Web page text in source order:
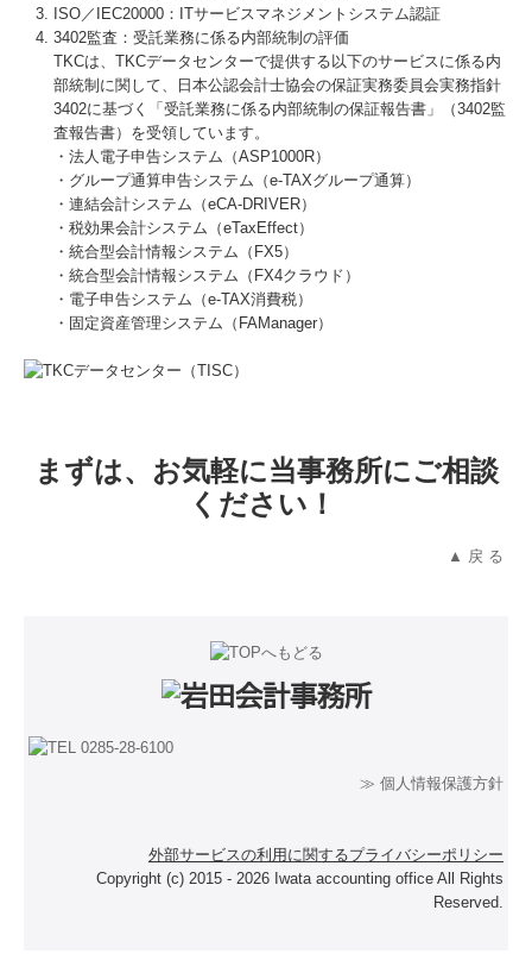
ISO／IEC20000：ITサービスマネジメントシステム認証
3402監査：受託業務に係る内部統制の評価
TKCは、TKCデータセンターで提供する以下のサービスに係る内
部統制に関して、日本公認会計士協会の保証実務委員会実務指針
3402に基づく「受託業務に係る内部統制の保証報告書」（3402監
査報告書）を受領しています。
・法人電子申告システム（ASP1000R）
・グループ通算申告システム（e-TAXグループ通算）
・連結会計システム（eCA-DRIVER）
・税効果会計システム（eTaxEffect）
・統合型会計情報システム（FX5）
・統合型会計情報システム（FX4クラウド）
・電子申告システム（e-TAX消費税）
・固定資産管理システム（FAManager）
まずは、お気軽に当事務所にご相談
ください！
▲ 戻 る
≫ 個人情報保護方針
外部サービスの利用に関するプライバシーポリシー
Copyright (c) 2015 - 2026 Iwata accounting office All Rights
Reserved.